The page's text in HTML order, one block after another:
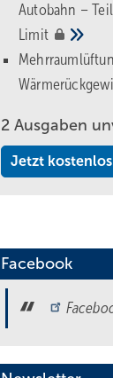
Autobahn –
Limit
2 Ausgaben
Jetzt
Facebook